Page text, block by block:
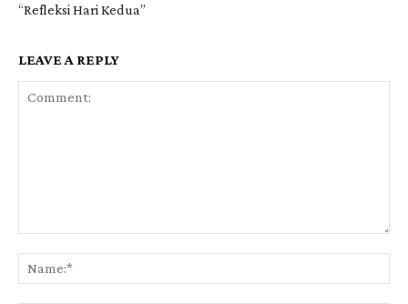
“Refleksi Hari Kedua”
LEAVE A REPLY